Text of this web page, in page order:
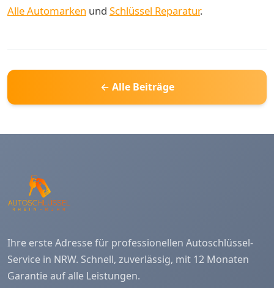
Alle Automarken und Schlüssel Reparatur.
← Alle Beiträge
Ihre erste Adresse für professionellen Autoschlüssel-
Service in NRW. Schnell, zuverlässig, mit 12 Monaten
Garantie auf alle Leistungen.